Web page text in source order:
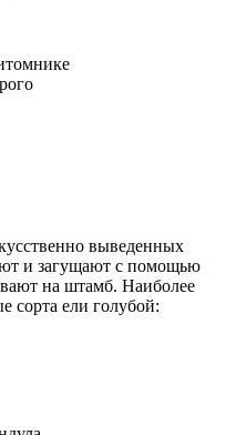
выведенных
и загущают с помощью
на штамб. Наиболее
сорта ели голубой: